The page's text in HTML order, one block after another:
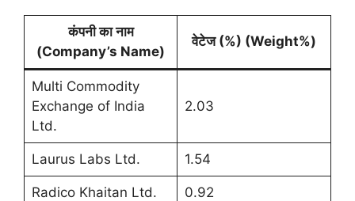
कंपनी का नाम
(Company’s Name)
वेटेज (%) (Weight%)
Multi Commodity
Exchange of India
Ltd.
2.03
Laurus Labs Ltd. 1.54
Radico Khaitan Ltd. 0.92